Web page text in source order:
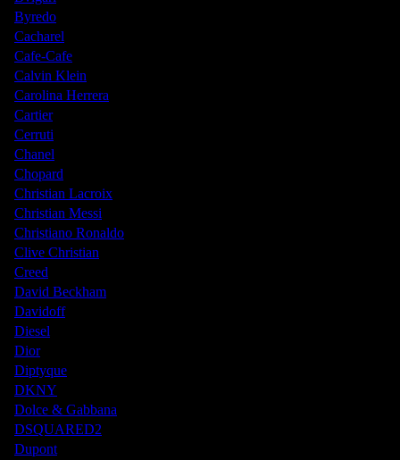
Byredo
Cacharel
Cafe-Cafe
Calvin Klein
Carolina Herrera
Cartier
Cerruti
Chanel
Chopard
Christian Lacroix
Christian Messi
Christiano Ronaldo
Clive Christian
Creed
David Beckham
Davidoff
Diesel
Dior
Diptyque
DKNY
Dolce & Gabbana
DSQUARED2
Dupont